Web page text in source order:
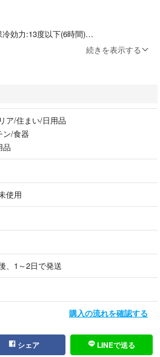
効力:13度以下(6時間)
テンレス鋼、胴部(本体外側)/ステンレス鋼
ム
ら、冷たい麺類までお使い頂けます
れも簡単
とうございました。
けましたら幸いです。
らお気軽にメッセージからお問い合わせ下
続きを表示する
ア/住まい/日用品
ン/食器
品
使用
、1～2日で発送
購入の流れを確認する
シェア LINEで送る